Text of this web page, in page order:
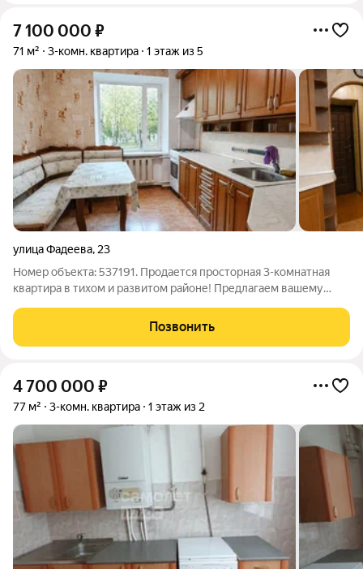
7 100 000 ₽
71 м² 3-комн. квартира 1 этаж из 5
улица Фадеева, 23
Номер объекта: 537191. Продается просторная 3-комнатная
квартира в тихом и развитом районе! Предлагаем вашему
71 кв. м. Это отличный вариант для семьи, которая ценит
комфорт, удобную планировку и
Позвонить
4 700 000 ₽
77 м² 3-комн. квартира 1 этаж из 2